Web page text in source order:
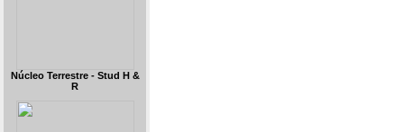
Núcleo Terrestre - Stud H &
R